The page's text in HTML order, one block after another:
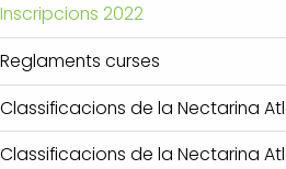
Inscripcions 2022
Reglaments curses
Classificacions de la Nectarina
Classificacions de la Nectarina